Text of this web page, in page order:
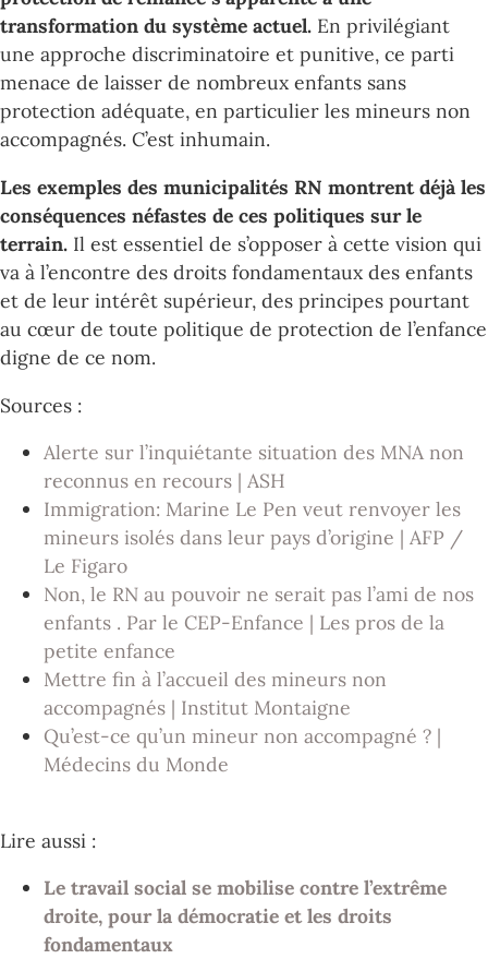
transformation du système actuel. En privilégiant
une approche discriminatoire et punitive, ce parti
menace de laisser de nombreux enfants sans
protection adéquate, en particulier les mineurs non
accompagnés. C’est inhumain.
Les exemples des municipalités RN montrent déjà les
conséquences néfastes de ces politiques sur le
terrain. Il est essentiel de s’opposer à cette vision qui
va à l’encontre des droits fondamentaux des enfants
et de leur intérêt supérieur, des principes pourtant
au cœur de toute politique de protection de l’enfance
digne de ce nom.
Sources :
Alerte sur l’inquiétante situation des MNA non
reconnus en recours | ASH
Immigration: Marine Le Pen veut renvoyer les
mineurs isolés dans leur pays d’origine | AFP /
Le Figaro
Non, le RN au pouvoir ne serait pas l’ami de nos
enfants . Par le CEP-Enfance | Les pros de la
petite enfance
Mettre fin à l’accueil des mineurs non
accompagnés | Institut Montaigne
Qu’est-ce qu’un mineur non accompagné ? |
Médecins du Monde
Lire aussi :
Le travail social se mobilise contre l’extrême
droite, pour la démocratie et les droits
fondamentaux